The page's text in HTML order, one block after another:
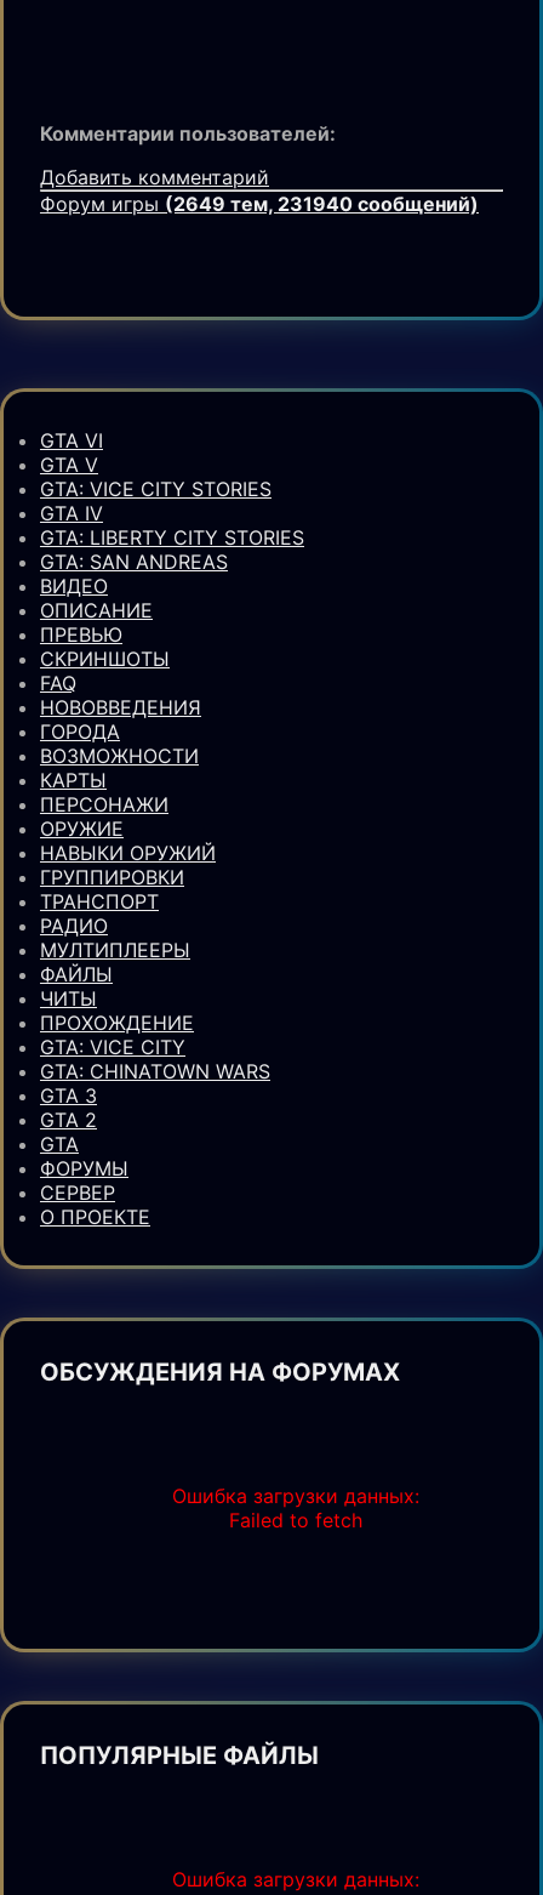
Комментарии пользователей:
Добавить комментарий
Форум игры (2649 тем, 231940 сообщений)
GTA VI
GTA V
GTA: VICE CITY STORIES
GTA IV
GTA: LIBERTY CITY STORIES
GTA: SAN ANDREAS
ВИДЕО
ОПИСАНИЕ
ПРЕВЬЮ
СКРИНШОТЫ
FAQ
НОВОВВЕДЕНИЯ
ГОРОДА
ВОЗМОЖНОСТИ
КАРТЫ
ПЕРСОНАЖИ
ОРУЖИЕ
НАВЫКИ ОРУЖИЙ
ГРУППИРОВКИ
ТРАНСПОРТ
РАДИО
МУЛТИПЛЕЕРЫ
ФАЙЛЫ
ЧИТЫ
ПРОХОЖДЕНИЕ
GTA: VICE CITY
GTA: CHINATOWN WARS
GTA 3
GTA 2
GTA
ФОРУМЫ
СЕРВЕР
О ПРОЕКТЕ
ОБСУЖДЕНИЯ НА ФОРУМАХ
Ошибка загрузки данных:
Failed to fetch
ПОПУЛЯРНЫЕ ФАЙЛЫ
Ошибка загрузки данных: